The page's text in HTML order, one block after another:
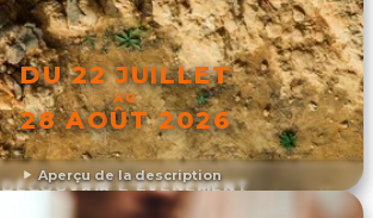
Aperçu de la description
DU 22 JUILLET
AU
28 AOÛT 2026
DÉCOUVRIR L'ÉVÉNEMENT